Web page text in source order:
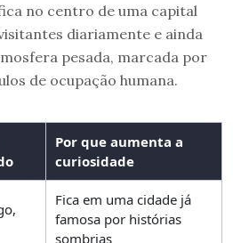
no centro de uma capital
diariamente e ainda
pesada, marcada por
de ocupação humana.
Por que aumenta a
curiosidade
Fica em uma cidade já
famosa por histórias
sombrias